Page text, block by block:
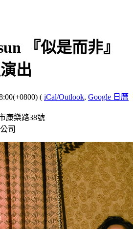
『似是而非』
出
( iCal/Outlook, Google 日曆
康樂路38號
司